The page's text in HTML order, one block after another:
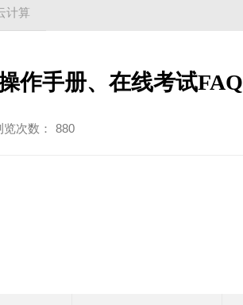
计算
作手册、在线考试FAQ
览次数： 880